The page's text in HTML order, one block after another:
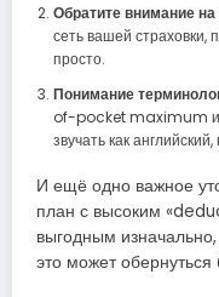
Обратите внимание на
сеть вашей страховки,
просто.
Понимание
of-pocket maximum и
звучать как
И ещё одно важное
план с высоким
выгодным
это может